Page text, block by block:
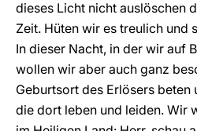
dieses Licht nicht auslöschen
Zeit. Hüten wir es treulich und
In dieser Nacht, in der wir auf
wollen wir aber auch ganz
Geburtsort des Erlösers beten
die dort leben und leiden. Wir